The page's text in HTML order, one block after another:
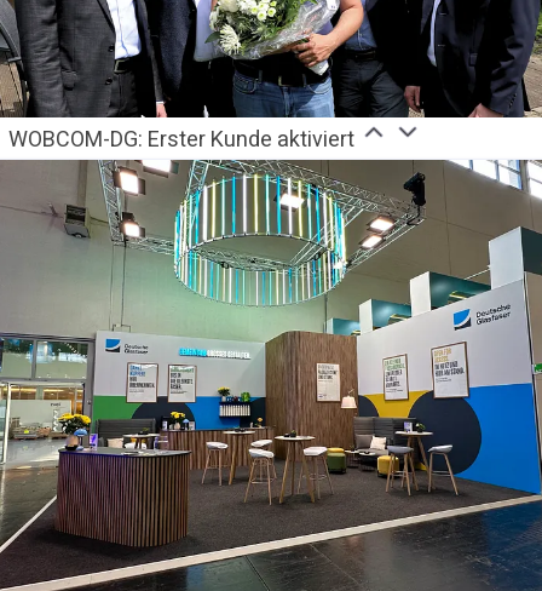
WOBCOM-DG: Erster Kunde aktiviert